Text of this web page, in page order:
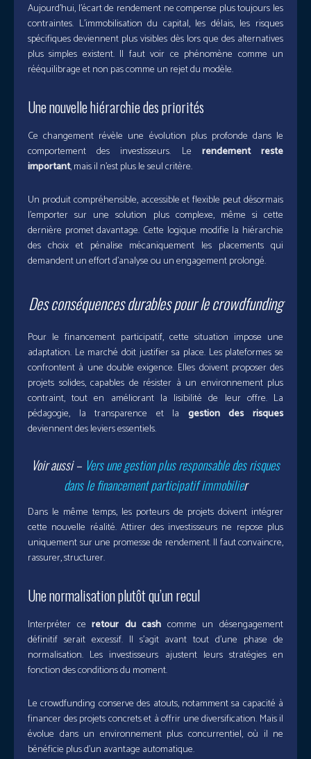
Aujourd’hui, l’écart de rendement ne compense plus toujours les
contraintes. L’immobilisation du capital, les délais, les risques
spécifiques deviennent plus visibles dès lors que des alternatives
plus simples existent. Il faut voir ce phénomène comme un
rééquilibrage et non pas comme un rejet du modèle.
Une nouvelle hiérarchie des priorités
Ce changement révèle une évolution plus profonde dans le
comportement des investisseurs. Le rendement reste
important, mais il n’est plus le seul critère.
Un produit compréhensible, accessible et flexible peut désormais
l’emporter sur une solution plus complexe, même si cette
dernière promet davantage. Cette logique modifie la hiérarchie
des choix et pénalise mécaniquement les placements qui
demandent un effort d’analyse ou un engagement prolongé.
Des conséquences durables pour le crowdfunding
Pour le financement participatif, cette situation impose une
adaptation. Le marché doit justifier sa place. Les plateformes se
confrontent à une double exigence. Elles doivent proposer des
projets solides, capables de résister à un environnement plus
contraint, tout en améliorant la lisibilité de leur offre. La
pédagogie, la transparence et la gestion des risques
deviennent des leviers essentiels.
Voir aussi – Vers une gestion plus responsable des risques
dans le financement participatif immobilier
Dans le même temps, les porteurs de projets doivent intégrer
cette nouvelle réalité. Attirer des investisseurs ne repose plus
uniquement sur une promesse de rendement. Il faut convaincre,
rassurer, structurer.
Une normalisation plutôt qu’un recul
Interpréter ceretour du cash comme un désengagement
définitif serait excessif. Il s’agit avant tout d’une phase de
normalisation. Les investisseurs ajustent leurs stratégies en
fonction des conditions du moment.
Le crowdfunding conserve des atouts, notamment sa capacité à
financer des projets concrets et à offrir une diversification. Mais il
évolue dans un environnement plus concurrentiel, où il ne
bénéficie plus d’un avantage automatique.